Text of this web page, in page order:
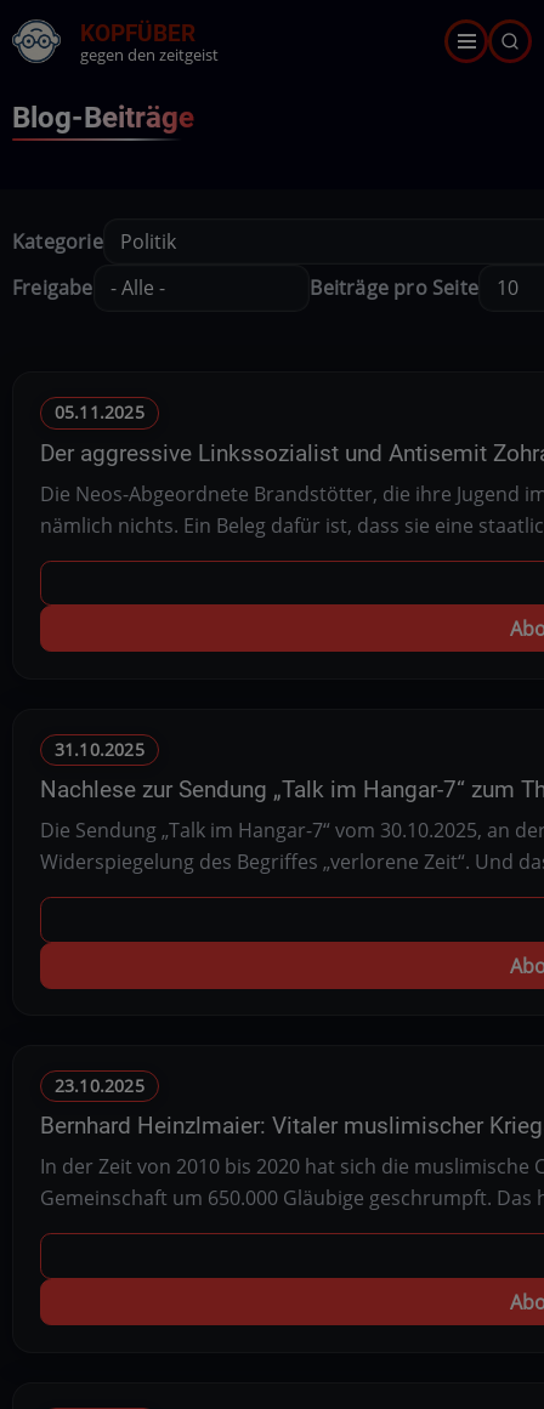
Direkt
zum
KOPFÜBER
gegen den zeitgeist
Blog-Beiträge
Kategorie
Freigabe
Beiträge pro Seite
05.11.2025
Der aggressive Linkssozialist und Antisemit
Die Neos-Abgeordnete Brandstötter, die ihre Jugend
nämlich nichts. Ein Beleg dafür ist, dass sie eine
31.10.2025
Nachlese zur Sendung „Talk im Hangar-7“ zum
Die Sendung „Talk im Hangar-7“ vom 30.10.2025,
Widerspiegelung des Begriffes „verlorene Zeit“. Und
23.10.2025
Bernhard Heinzlmaier: Vitaler muslimischer
In der Zeit von 2010 bis 2020 hat sich die
Gemeinschaft um 650.000 Gläubige geschrumpft.